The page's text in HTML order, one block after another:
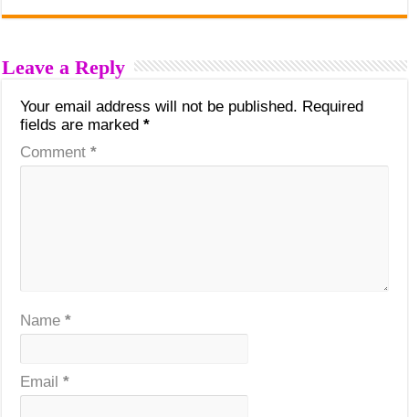
Leave a Reply
Your email address will not be published. Required
fields are marked*
Comment*
Name*
Email*